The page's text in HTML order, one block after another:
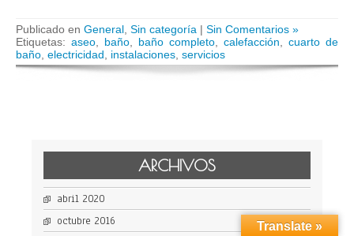
Publicado en General Sin categoría | Sin Comentarios »
Etiquetas: aseo baño baño completo calefacción
cuarto de
baño electricidad instalaciones servicios
ARCHIVOS
abril 2020
octubre 2016
Translate »